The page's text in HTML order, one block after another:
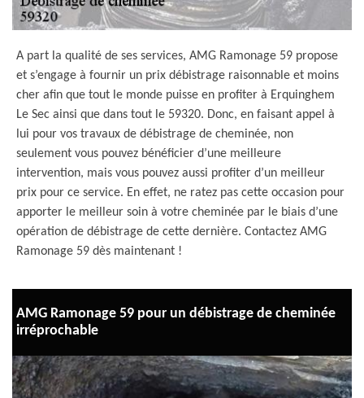
A part la qualité de ses services, AMG Ramonage 59 propose
et s’engage à fournir un prix débistrage raisonnable et moins
cher afin que tout le monde puisse en profiter à Erquinghem
Le Sec ainsi que dans tout le 59320. Donc, en faisant appel à
lui pour vos travaux de débistrage de cheminée, non
seulement vous pouvez bénéficier d’une meilleure
intervention, mais vous pouvez aussi profiter d’un meilleur
prix pour ce service. En effet, ne ratez pas cette occasion pour
apporter le meilleur soin à votre cheminée par le biais d’une
opération de débistrage de cette dernière. Contactez AMG
Ramonage 59 dès maintenant !
AMG Ramonage 59 pour un débistrage de cheminée
irréprochable